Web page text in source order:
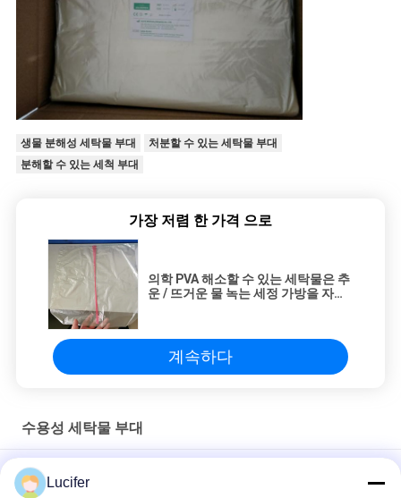
생물 분해성 세탁물 부대
처분할 수 있는 세탁물 부대
분해할 수 있는 세척 부대
가장 저렴 한 가격 으로
의학 PVA 해소할 수 있는 세탁물은 추
운 / 뜨거운 물 녹는 세정 가방을 자루
계속하다
수용성 세탁물 부대
의학 / 병원을 위한 빨간 버릴 수 있는 플라스틱 수용성 빨래 자루
Lucifer